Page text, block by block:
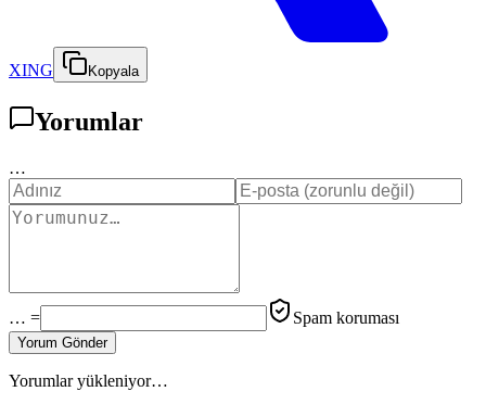
XING Kopyala
Yorumlar
…
… = Spam koruması
Yorum Gönder
Yorumlar yükleniyor…